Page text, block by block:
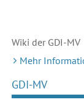
Wiki der GDI-MV
Mehr
GDI-MV